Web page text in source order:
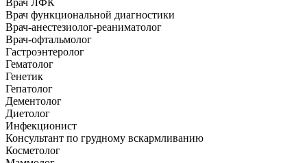
Врач функциональной диагностики
Врач-анестезиолог-реаниматолог
Врач-офтальмолог
Гастроэнтеролог
Гематолог
Генетик
Гепатолог
Дементолог
Диетолог
Инфекционист
Консультант по грудному вскармливанию
Косметолог